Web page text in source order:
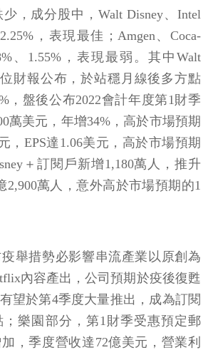
，成分股中，Walt Disney、Intel
，表現最佳；Amgen、Coca-
、1.55%，表現最弱。其中Walt
財報公布，於站穩月線後多方點
，盤後公布2022會計年度第1財季
萬美元，年增34%，高於市場預期
，EPS達1.06美元，高於市場預期
＋訂閱戶新增1,180萬人，推升
2,900萬人，意外高於市場預期的1
舉措勢必影響串流產業以原創為
內容產出，公司預期於疫後復甦
望於第4季度大量推出，成為訂閱
；樂園部分，第1財季受惠預定郵
，季度營收達72億美元，營業利